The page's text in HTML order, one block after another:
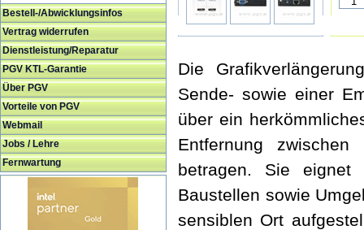
Bestell-/Abwicklungsinfos
Vertrag widerrufen
Dienstleistung/Reparatur
PGV KTL-Garantie
Über PGV
Vorteile von PGV
Webmail
Jobs / Lehre
Fernwartung
Die
Sende- sowie einer
über ein
Entfernung
betragen. Sie eignet
Baustellen sowie
sensiblen Ort